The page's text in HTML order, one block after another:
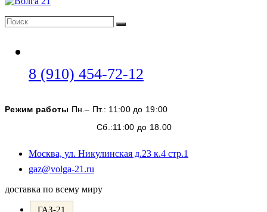
Поиск
Поиск
8 (910) 454-72-12
вашем
приложении
Режим работы Пн.– Пт.: 11:00 до 19:00
Сб.:11:00 до 18.00
Москва, ул. Никулинская д.23 к.4 стр.1
gaz@volga-21.ru
вашем
доставка по всему миру
ГАЗ-21